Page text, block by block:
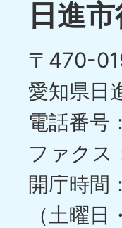
日進
〒470-
愛知県日
電話番号
ファク
開庁時間
（土曜